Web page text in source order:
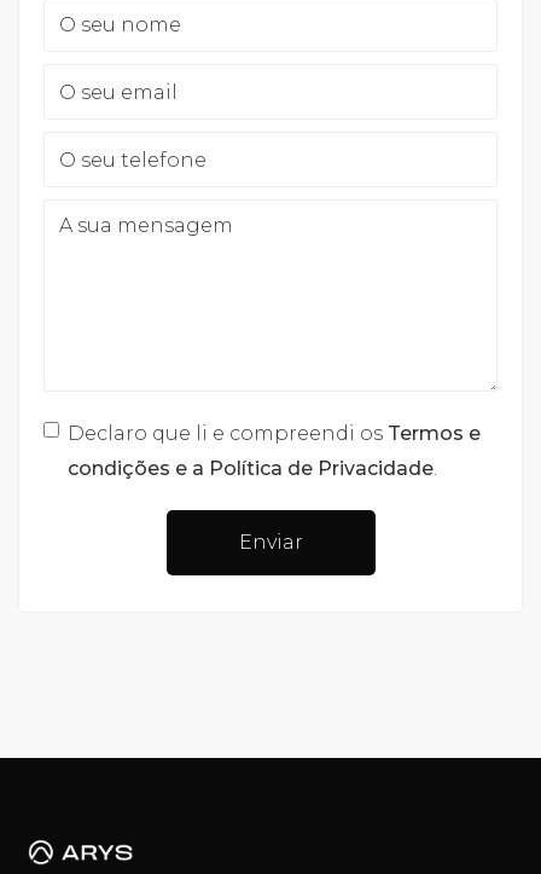
O seu nome
O seu email
O seu telefone
A sua mensagem
Declaro que li e compreendi os Termos e
condições e a Política de Privacidade.
Enviar